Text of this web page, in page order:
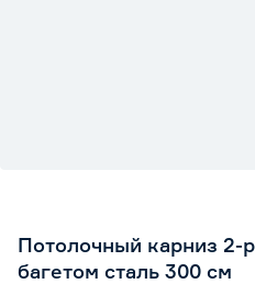
Потолочный карниз 2-
багетом сталь 300 см